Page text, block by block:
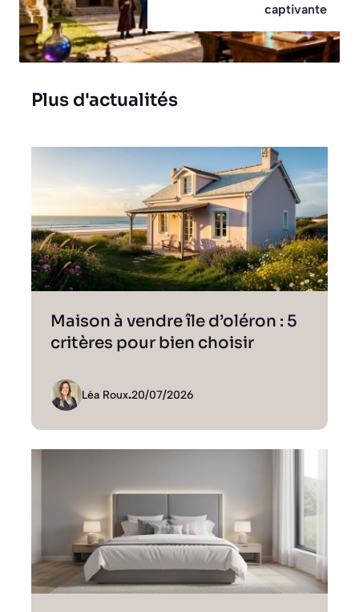
captivante
Plus d'actualités
Maison à vendre île d’oléron : 5
critères pour bien choisir
Léa Roux.20/07/2026